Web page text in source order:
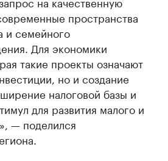
пространства
и семейного
Для экономики
такие проекты означают
но и создание
налоговой базы и
для развития малого и
— поделился